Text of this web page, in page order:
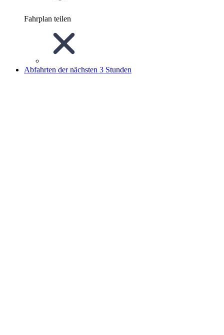
Fahrplan teilen
Abfahrten der nächsten 3 Stunden